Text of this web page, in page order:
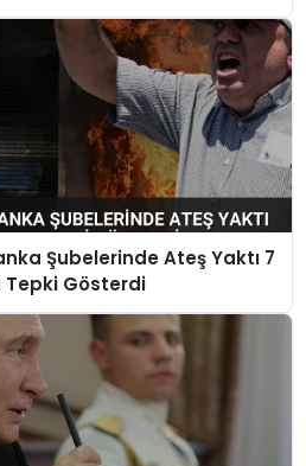
Şubelerinde Ateş Yaktı 7
Tepki Gösterdi